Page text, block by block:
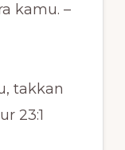
kamu. –
takkan
23:1